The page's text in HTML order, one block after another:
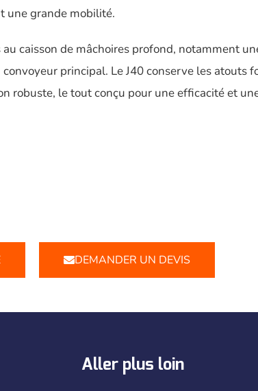
une grande mobilité.
caisson de mâchoires profond, notamment
principal. Le J40 conserve les atouts
robuste, le tout conçu pour une efficacité et
DEMANDER UN DEVIS
Aller plus loin